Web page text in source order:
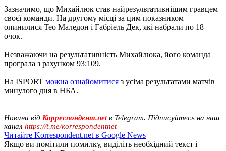
Зазначимо, що Михайлюк став найрезультативнішим гравцем
своєї команди. На другому місці за цим показником
опинилися Тео Маледон і Габріель Дек, які набрали по 18
очок.
Незважаючи на результативність Михайлюка, його команда
програла з рахунком 93:109.
На ISPORT можна ознайомитися з усіма результатами матчів
минулого дня в НБА.
Новини від Корреспондент.netв Telegram. Підписуйтесь на наш
канал https://t.me/korrespondentnet
Читайте Korrespondent.net в Google News
Якщо ви помітили помилку, виділіть необхідний текст і